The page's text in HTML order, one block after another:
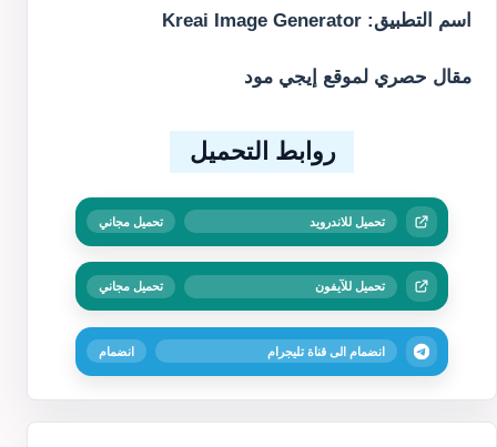
اسم التطبيق: Kreai Image Generator
مقال حصري لموقع إيجي مود
روابط التحميل
تحميل للاندرويد تحميل مجاني
تحميل للآيفون تحميل مجاني
انضمام الى قناة تليجرام انضمام